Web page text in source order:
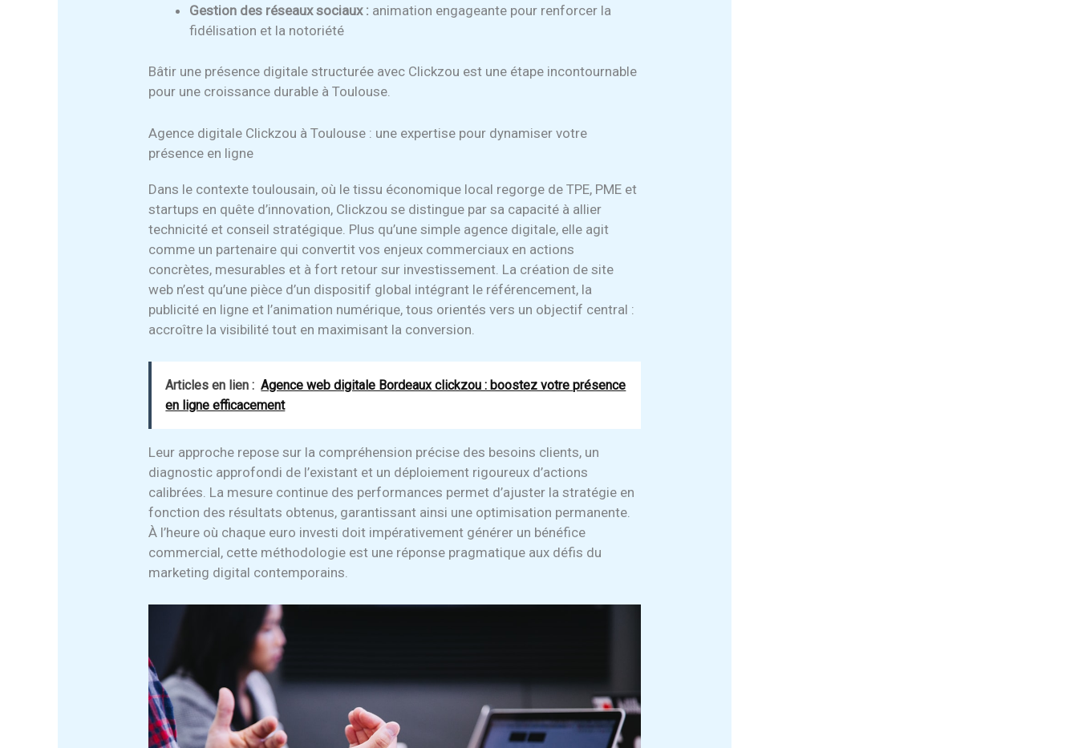
Gestion des réseaux sociaux : animation engageante pour renforcer la
fidélisation et la notoriété
Bâtir une présence digitale structurée avec Clickzou est une étape incontournable
pour une croissance durable à Toulouse.
Agence digitale Clickzou à Toulouse : une expertise pour dynamiser votre
présence en ligne
Dans le contexte toulousain, où le tissu économique local regorge de TPE, PME et
startups en quête d’innovation, Clickzou se distingue par sa capacité à allier
technicité et conseil stratégique. Plus qu’une simple agence digitale, elle agit
comme un partenaire qui convertit vos enjeux commerciaux en actions
concrètes, mesurables et à fort retour sur investissement. La création de site
web n’est qu’une pièce d’un dispositif global intégrant le référencement, la
publicité en ligne et l’animation numérique, tous orientés vers un objectif central :
accroître la visibilité tout en maximisant la conversion.
Articles en lien : Agence web digitale Bordeaux clickzou : boostez votre présence
en ligne efficacement
Leur approche repose sur la compréhension précise des besoins clients, un
diagnostic approfondi de l’existant et un déploiement rigoureux d’actions
calibrées. La mesure continue des performances permet d’ajuster la stratégie en
fonction des résultats obtenus, garantissant ainsi une optimisation permanente.
À l’heure où chaque euro investi doit impérativement générer un bénéfice
commercial, cette méthodologie est une réponse pragmatique aux défis du
marketing digital contemporains.